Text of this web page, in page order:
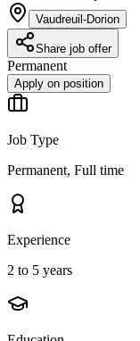
Vaudreuil-Dorion
Share job offer
Permanent
Apply on position
Job Type
Permanent, Full time
Experience
2 to 5 years